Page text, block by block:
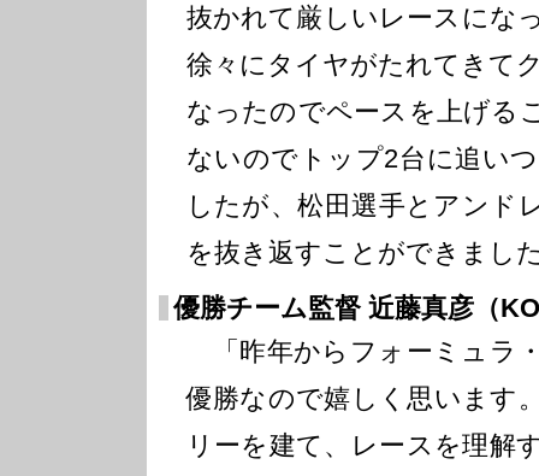
抜かれて厳しいレースにな
徐々にタイヤがたれてきて
なったのでペースを上げる
ないのでトップ2台に追い
したが、松田選手とアンド
を抜き返すことができまし
優勝チーム監督 近藤真彦（
「昨年からフォーミュラ
優勝なので嬉しく思います
リーを建て、レースを理解